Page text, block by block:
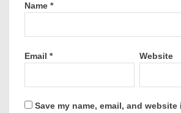
Name *
Email * Website
Save my name, email, and